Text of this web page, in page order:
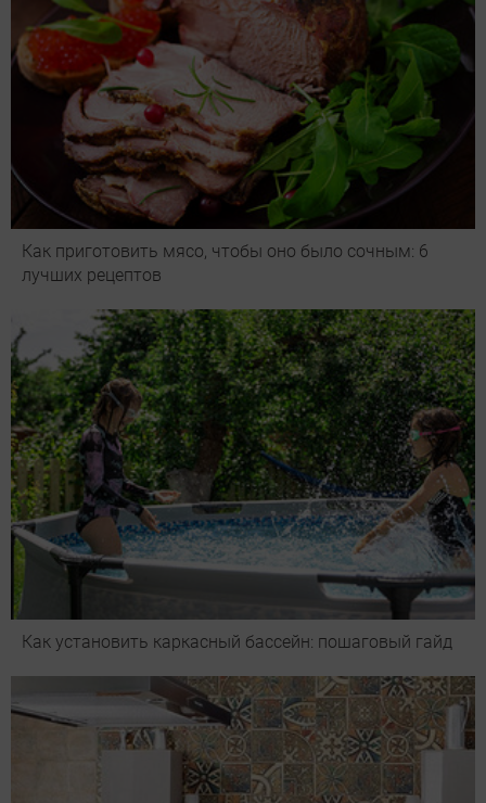
Как приготовить мясо, чтобы оно было сочным: 6
лучших рецептов
Как установить каркасный бассейн: пошаговый гайд